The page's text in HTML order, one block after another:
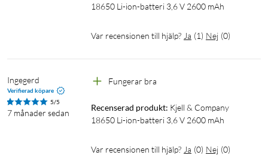
18650 Li-ion-batteri 3,6 V 2600 mAh
Var recensionen till hjälp? Ja (1) Nej (0)
Ingegerd
Verifierad köpare
5/5
7 månader sedan
Fungerar bra
Recenserad produkt: Kjell & Company
18650 Li-ion-batteri 3,6 V 2600 mAh
Var recensionen till hjälp? Ja (0) Nej (0)